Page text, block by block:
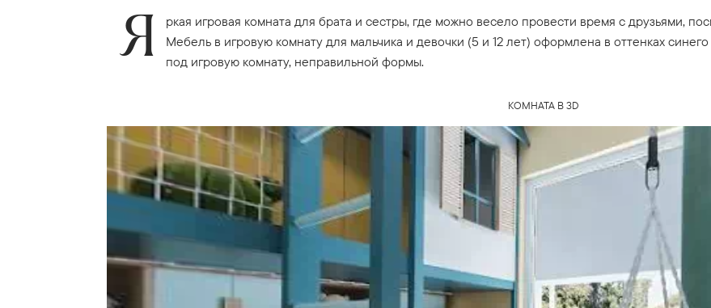
Я
ркая игровая комната для брата и сестры, где можно весело провести время с друзьями,
Мебель в игровую комнату для мальчика и девочки (5 и 12 лет) оформлена в оттенках
под игровую комнату, неправильной формы.
КОМНАТА В 3D